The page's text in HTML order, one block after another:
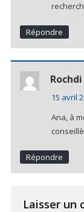
Répondre
15 avril
Ana, à
Répondre
Laisser un